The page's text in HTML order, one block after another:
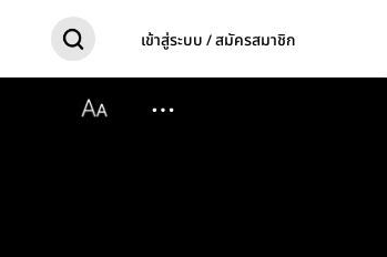
เข้าสู่ระบบ / สมัครสมาชิก